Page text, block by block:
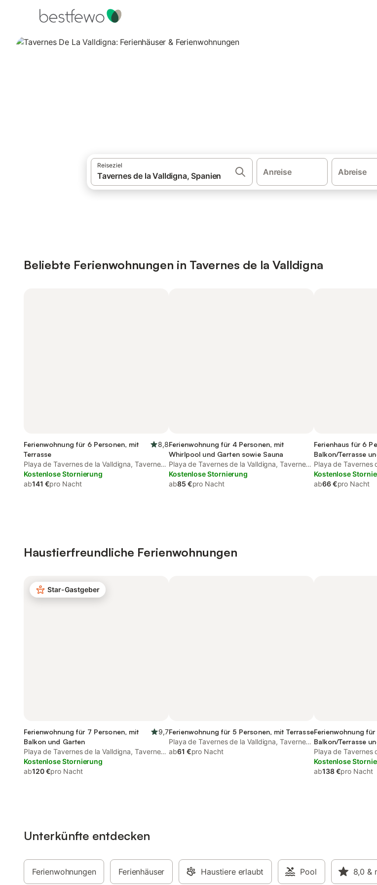
Reiseziel
Anreise Abreise
Beliebte Ferienwohnungen in Tavernes de la Valldigna
Ferienwohnung für 6 Personen, mit
Terrasse
8,8
Playa de Tavernes de la Valldigna, Tavernes
de la Valldigna
Kostenlose Stornierung
ab141 €pro Nacht
Ferienwohnung für 4 Personen, mit
Whirlpool und Garten sowie Sauna
Playa de Tavernes de la Valldigna, Tavernes
de la Valldigna
Kostenlose Stornierung
ab85 €pro Nacht
Ferienhaus für 6
Balkon/Terrasse
Playa de Tavernes
de la Valldigna
Kostenlose
ab66 €pro Nacht
Haustierfreundliche Ferienwohnungen
Star-Gastgeber
Ferienwohnung für 7 Personen, mit
Balkon und Garten
9,7
Playa de Tavernes de la Valldigna, Tavernes
de la Valldigna
Kostenlose Stornierung
ab120 €pro Nacht
Ferienwohnung für 5 Personen, mit Terrasse
Playa de Tavernes de la Valldigna, Tavernes
de la Valldigna
ab61 €pro Nacht
Ferienwohnung
Balkon/Terrasse
Playa de Tavernes
de la Valldigna
Kostenlose
ab138 €pro Nacht
Unterkünfte entdecken
Ferienwohnungen Ferienhäuser Haustiere erlaubt Pool 8,0 &